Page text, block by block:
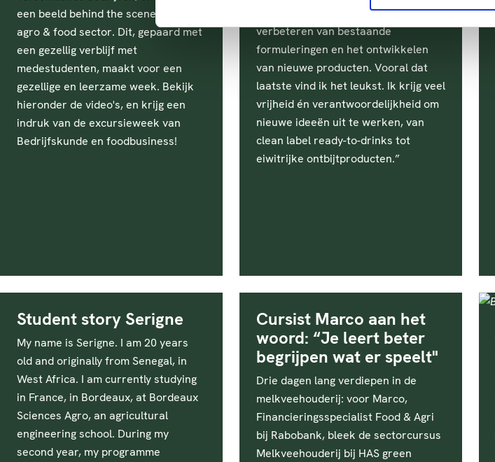
een beeld behind the scenes van de
agro & food sector. Dit, gepaard met
een gezellig verblijf met
medestudenten, maakt voor een
gezellige en leerzame week. Bekijk
hieronder de video's, en krijg een
indruk van de excursieweek van
Bedrijfskunde en foodbusiness!
bestaat uit twee kanten: het
verbeteren van bestaande
formuleringen en het ontwikkelen
van nieuwe producten. Vooral dat
laatste vind ik het leukst. Ik krijg veel
vrijheid én verantwoordelijkheid om
nieuwe ideeën uit te werken, van
clean label ready-to-drinks tot
eiwitrijke ontbijtproducten.”
Student story Serigne
My name is Serigne. I am 20 years
old and originally from Senegal, in
West Africa. I am currently studying
in France, in Bordeaux, at Bordeaux
Sciences Agro, an agricultural
engineering school. During my
second year, my programme
Cursist Marco aan het
woord: “Je leert beter
begrijpen wat er speelt"
Drie dagen lang verdiepen in de
melkveehouderij: voor Marco,
Financieringsspecialist Food & Agri
bij Rabobank, bleek de sectorcursus
Melkveehouderij bij HAS green